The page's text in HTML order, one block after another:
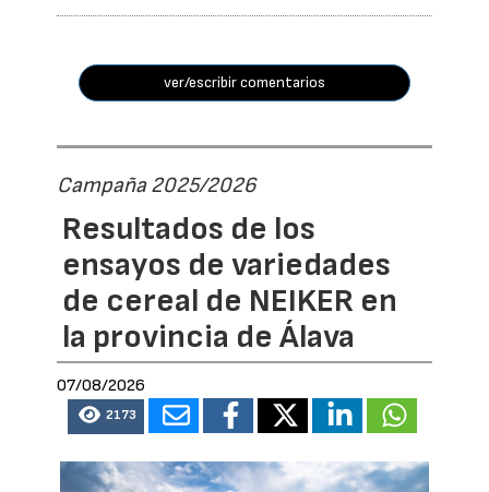
ver/escribir comentarios
Campaña 2025/2026
Resultados de los
ensayos de variedades
de cereal de NEIKER en
la provincia de Álava
07/08/2026
2173